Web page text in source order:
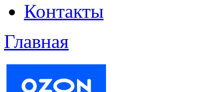
Контакты
Главная